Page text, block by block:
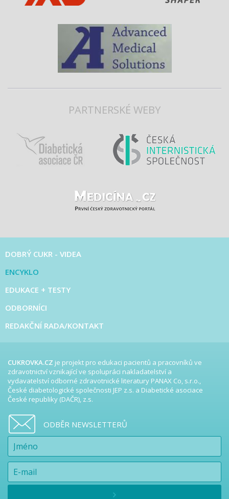
PARTNERSKÉ WEBY
DOBRÝ CUKR - VIDEA
ENCYKLO
EDUKACE + TESTY
ODBORNÍCI
REDAKČNÍ RADA/KONTAKT
CUKROVKA.CZ je projekt pro edukaci pacientů a pracovníků ve
zdravotnictví vznikající ve spolupráci nakladatelství a
vydavatelství odborné zdravotnické literatury PANAX Co, s.r.o.,
České diabetologické společnosti JEP z.s. a Diabetické asociace
České republiky (DAČR), z.s.
ODBĚR NEWSLETTERŮ